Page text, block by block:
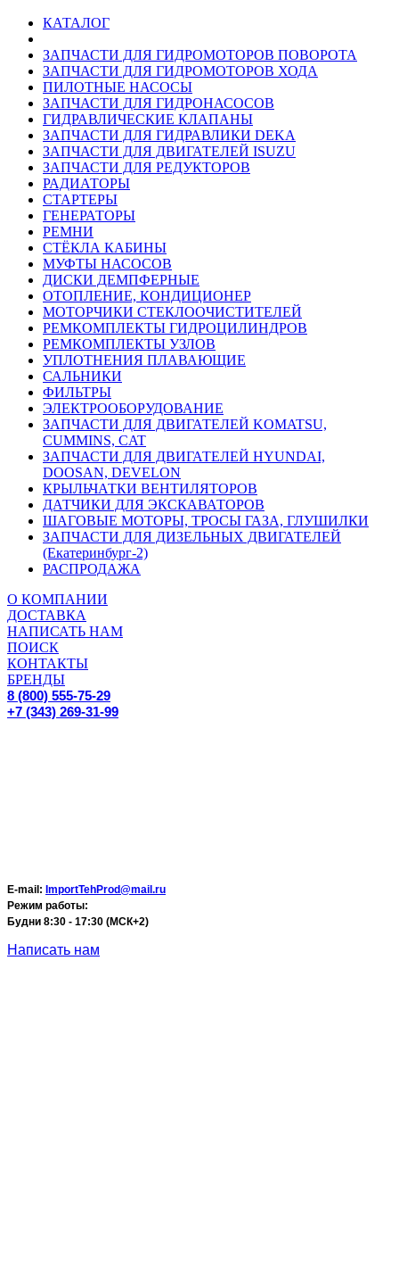
КАТАЛОГ
ЗАПЧАСТИ ДЛЯ ГИДРОМОТОРОВ ПОВОРОТА
ЗАПЧАСТИ ДЛЯ ГИДРОМОТОРОВ ХОДА
ПИЛОТНЫЕ НАСОСЫ
ЗАПЧАСТИ ДЛЯ ГИДРОНАСОСОВ
ГИДРАВЛИЧЕСКИЕ КЛАПАНЫ
ЗАПЧАСТИ ДЛЯ ГИДРАВЛИКИ DEKA
ЗАПЧАСТИ ДЛЯ ДВИГАТЕЛЕЙ ISUZU
ЗАПЧАСТИ ДЛЯ РЕДУКТОРОВ
РАДИАТОРЫ
СТАРТЕРЫ
ГЕНЕРАТОРЫ
РЕМНИ
СТЁКЛА КАБИНЫ
МУФТЫ НАСОСОВ
ДИСКИ ДЕМПФЕРНЫЕ
ОТОПЛЕНИЕ, КОНДИЦИОНЕР
МОТОРЧИКИ СТЕКЛООЧИСТИТЕЛЕЙ
РЕМКОМПЛЕКТЫ ГИДРОЦИЛИНДРОВ
РЕМКОМПЛЕКТЫ УЗЛОВ
УПЛОТНЕНИЯ ПЛАВАЮЩИЕ
САЛЬНИКИ
ФИЛЬТРЫ
ЭЛЕКТРООБОРУДОВАНИЕ
ЗАПЧАСТИ ДЛЯ ДВИГАТЕЛЕЙ KOMATSU,
CUMMINS, CAT
ЗАПЧАСТИ ДЛЯ ДВИГАТЕЛЕЙ HYUNDAI,
DOOSAN, DEVELON
КРЫЛЬЧАТКИ ВЕНТИЛЯТОРОВ
ДАТЧИКИ ДЛЯ ЭКСКАВАТОРОВ
ШАГОВЫЕ МОТОРЫ, ТРОСЫ ГАЗА, ГЛУШИЛКИ
ЗАПЧАСТИ ДЛЯ ДИЗЕЛЬНЫХ ДВИГАТЕЛЕЙ
(Екатеринбург-2)
РАСПРОДАЖА
О КОМПАНИИ
ДОСТАВКА
НАПИСАТЬ НАМ
ПОИСК
КОНТАКТЫ
БРЕНДЫ
8 (800) 555-75-29
+7 (343) 269-31-99
E-mail: ImportTehProd@mail.ru
Режим работы:
Будни 8:30 - 17:30 (МСК+2)
Написать нам